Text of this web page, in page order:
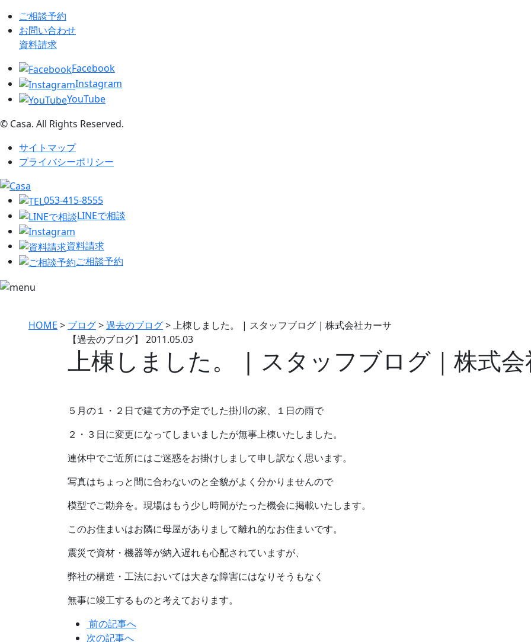
ご相談予約
お問い合わせ
資料請求
Facebook
Instagram
YouTube
© Casa. All Rights Reserved.
サイトマップ
プライバシーポリシー
053-415-8555
LINEで相談
資料請求
ご相談予約
HOME > ブログ>過去のブログ>上棟しました。 | スタッフブログ｜株式会社カーサ
【過去のブログ】 2011.05.03
上棟しました。 | スタッフブログ｜株式会
５月の１・２日で建て方の予定でした掛川の家、１日の雨で
２・３日に変更になってしまいましたが無事上棟いたしました。
連休中でご近所にはご迷惑をお掛けしまして申し訳なく思います。
写真はちょっと間に合わないのと全貌がよく分かりませんので
模型でご勘弁を。現場はもう少し時間がたった機会に掲載いたします。
このお住まいはお隣に母屋がありまして離れ的なお住まいです。
震災で資材・機器等が納入遅れも心配されていますが、
弊社の構造・工法においては大きな障害にはなりそうもなく
無事に竣工するものと考えております。
前の記事へ
次の記事へ